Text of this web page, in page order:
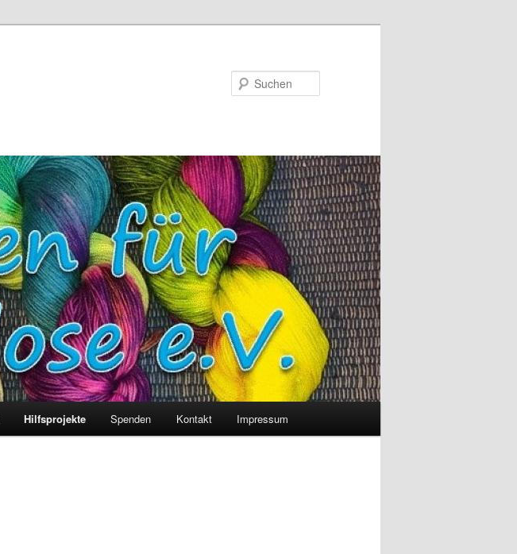
Hilfsprojekte Spenden Kontakt Impressum